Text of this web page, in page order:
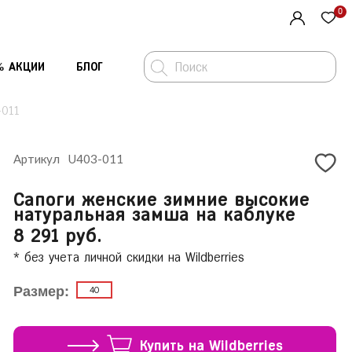
0
АКЦИИ БЛОГ
Шарфы и платки
Стельки и полустельки
Стельки и полустельки
Шарфы и платки
Сумки
Артикул U403-011
Сапоги женские зимние высокие
натуральная замша на каблуке
8 291 руб.
* без учета личной скидки на Wildberries
Размер: 40
Купить на Wildberries
2 095
₽
заказ